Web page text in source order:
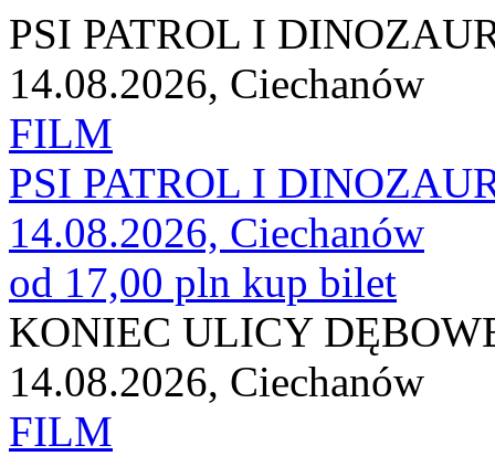
PSI PATROL I
14.08.2026, Ciechanów
FILM
PSI PATROL I
14.08.2026, Ciechanów
od 17,00 pln kup bilet
KONIEC ULICY
14.08.2026, Ciechanów
FILM